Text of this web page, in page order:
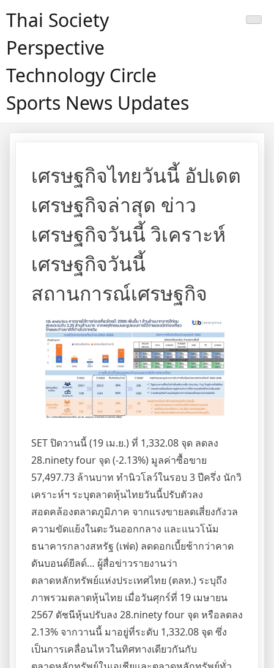
Thai Society
Perspective
Technology Circle
Sports News Updates
เศรษฐกิจไทยวันนี้ อัปเดต
เศรษฐกิจล่าสุด ข่าว
เศรษฐกิจวันนี้ วิเคราะห์
เศรษฐกิจวันนี้
สถานการณ์เศรษฐกิจ
SET ปิดวานนี้ (19 เม.ย.) ที่ 1,332.08 จุด ลดลง
28.ninety four จุด (-2.13%) มูลค่าซื้อขาย
57,497.73 ล้านบาท ทำนิวโลว์ในรอบ 3 ปีครึ่ง นักวิ
เคราะห์ฯ ระบุตลาดหุ้นไทยวันนี้ปรับตัวลง
สอดคล้องตลาดภูมิภาค จากแรงขายลดเสี่ยงกังวล
ความขัดแย้งในตะวันออกกลาง และแนวโน้ม
ธนาคารกลางสหรัฐ (เฟด) ลดดอกเบี้ยช้ากว่าคาด
ดันบอนด์ยีลด์… ผู้สื่อข่าวรายงานว่า
ตลาดหลักทรัพย์แห่งประเทศไทย (ตลท.) ระบุถึง
ภาพรวมตลาดหุ้นไทย เมื่อวันศุกร์ที่ 19 เมษายน
2567 ดัชนีหุ้นปรับลง 28.ninety four จุด หรือลดลง
2.13% จากวานนี้ มาอยู่ที่ระดับ 1,332.08 จุด ซึ่ง
เป็นการเคลื่อนไหวในทิศทางเดียวกันกับ